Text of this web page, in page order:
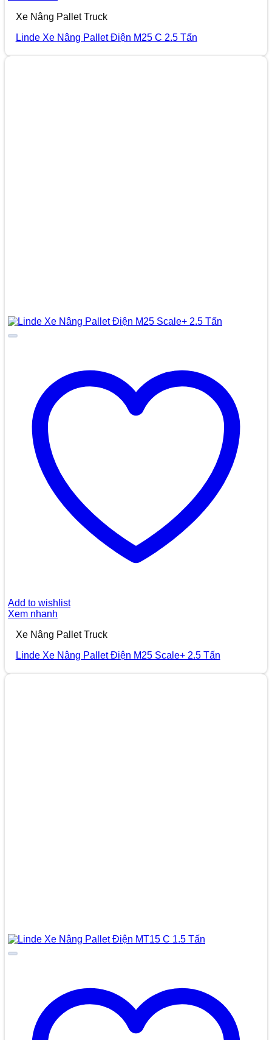
Xe Nâng Pallet Truck
Linde Xe Nâng Pallet Điện M25 C 2.5 Tấn
Add to wishlist
Xem nhanh
Xe Nâng Pallet Truck
Linde Xe Nâng Pallet Điện M25 Scale+ 2.5 Tấn